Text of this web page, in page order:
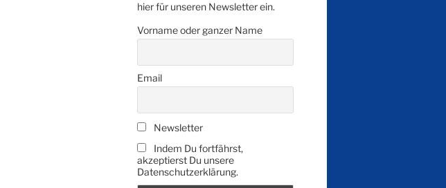
hier für unseren Newsletter ein.
Vorname oder ganzer Name
Email
Newsletter
Indem Du fortfährst,
akzeptierst Du unsere
Datenschutzerklärung.